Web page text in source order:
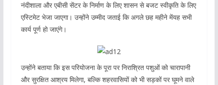
नंदीशाला और एबीसी सेंटर के निर्माण के लिए शासन से बजट स्वीकृति के लिए
एस्टिमेट भेजा जाएगा। उन्होंने उम्मीद जताई कि अगले छह महीने मेंयह सभी
कार्य पूर्ण हो जाएंगे।
उन्होंने बताया कि इस परियोजना के पूरा पर निराश्रित पशुओं को चारापानी
और सुरक्षित आश्रय मिलेगा, बल्कि शहरवासियों को भी सड़कों पर घूमने वाले